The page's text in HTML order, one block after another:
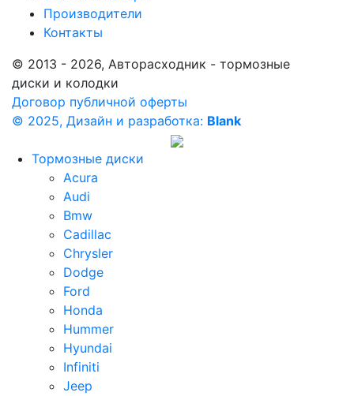
Производители
Контакты
© 2013 - 2026, Авторасходник - тормозные
диски и колодки
Договор публичной оферты
© 2025, Дизайн и разработка: Blank
Тормозные диски
Acura
Audi
Bmw
Cadillac
Chrysler
Dodge
Ford
Honda
Hummer
Hyundai
Infiniti
Jeep